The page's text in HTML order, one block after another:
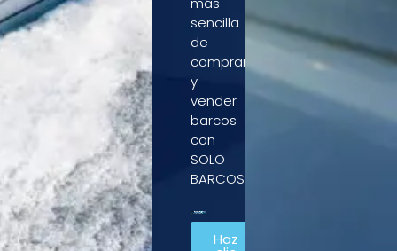
sencilla
de
comprar
y
vender
barcos
con
SOLO
BARCOS.
Haz